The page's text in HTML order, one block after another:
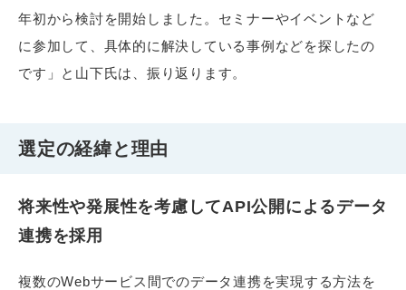
年初から検討を開始しました。セミナーやイベントなど
に参加して、具体的に解決している事例などを探したの
です」と山下氏は、振り返ります。
選定の経緯と理由
将来性や発展性を考慮してAPI公開によるデータ
連携を採用
複数のWebサービス間でのデータ連携を実現する方法を